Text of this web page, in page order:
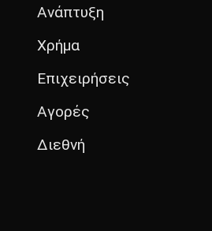
Ανάπτυξη
Χρήμα
Επιχειρήσεις
Αγορές
Διεθνή